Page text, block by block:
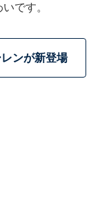
です。
レンが新登場